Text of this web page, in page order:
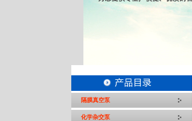
隔膜真空泵
化学杂交泵